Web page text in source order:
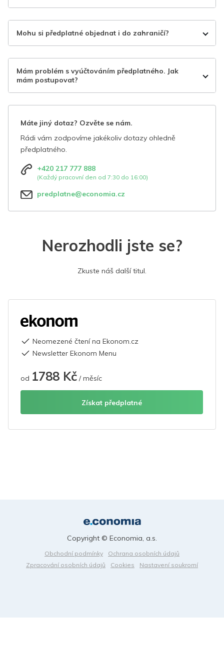
Mohu si předplatné objednat i do zahraničí?
Mám problém s vyúčtováním předplatného. Jak
mám postupovat?
Máte jiný dotaz? Ozvěte se nám.
Rádi vám zodpovíme jakékoliv dotazy ohledně
předplatného.
+420 217 777 888
(Každý pracovní den od 7:30 do 16:00)
predplatne@economia.cz
Nerozhodli jste se?
Zkuste náš další titul.
Neomezené čtení na Ekonom.cz
Newsletter Ekonom Menu
od 1788 Kč / měsíc
Získat předplatné
Obchodní podmínky
Ochrana osobních údajů
Zpracování osobních údajů
Cookies Nastavení soukromí
Copyright © Economia, a.s.